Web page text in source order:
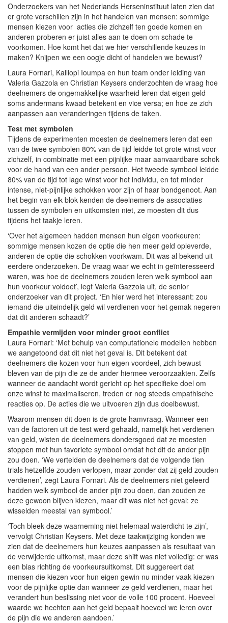
Onderzoekers van het Nederlands Herseninstituut laten zien dat
er grote verschillen zijn in het handelen van mensen: sommige
mensen kiezen voor acties die zichzelf ten goede komen en
anderen proberen er juist alles aan te doen om schade te
voorkomen. Hoe komt het dat we hier verschillende keuzes in
maken? Knijpen we een oogje dicht of handelen we bewust?
Laura Fornari, Kalliopi Ioumpa en hun team onder leiding van
Valeria Gazzola en Christian Keysers onderzochten de vraag hoe
deelnemers de ongemakkelijke waarheid leren dat eigen geld
soms andermans kwaad betekent en vice versa; en hoe ze zich
aanpassen aan veranderingen tijdens de taken.
Test met symbolen
Tijdens de experimenten moesten de deelnemers leren dat een
van de twee symbolen 80% van de tijd leidde tot grote winst voor
zichzelf, in combinatie met een pijnlijke maar aanvaardbare schok
voor de hand van een ander persoon. Het tweede symbool leidde
80% van de tijd tot lage winst voor het individu, en tot minder
intense, niet-pijnlijke schokken voor zijn of haar bondgenoot. Aan
het begin van elk blok kenden de deelnemers de associaties
tussen de symbolen en uitkomsten niet, ze moesten dit dus
tijdens het taakje leren.
‘Over het algemeen hadden mensen hun eigen voorkeuren:
sommige mensen kozen de optie die hen meer geld opleverde,
anderen de optie die schokken voorkwam. Dit was al bekend uit
eerdere onderzoeken. De vraag waar we echt in geïnteresseerd
waren, was hoe de deelnemers zouden leren welk symbool aan
hun voorkeur voldoet’, legt Valeria Gazzola uit, de senior
onderzoeker van dit project. ‘En hier werd het interessant: zou
iemand die uiteindelijk geld wil verdienen voor het gemak negeren
dat dit anderen schaadt?’
Empathie vermijden voor minder groot conflict
Laura Fornari: ‘Met behulp van computationele modellen hebben
we aangetoond dat dit niet het geval is. Dit betekent dat
deelnemers die kozen voor hun eigen voordeel, zich bewust
bleven van de pijn die ze de ander hiermee veroorzaakten. Zelfs
wanneer de aandacht wordt gericht op het specifieke doel om
onze winst te maximaliseren, treden er nog steeds empathische
reacties op. De acties die we uitvoeren zijn dus doelbewust.
Waarom mensen dit doen is de grote hamvraag. Wanneer een
van de factoren uit de test werd gehaald, namelijk het verdienen
van geld, wisten de deelnemers dondersgoed dat ze moesten
stoppen met hun favoriete symbool omdat het dit de ander pijn
zou doen. ‘We vertelden de deelnemers dat de volgende tien
trials hetzelfde zouden verlopen, maar zonder dat zij geld zouden
verdienen’, zegt Laura Fornari. Als de deelnemers niet geleerd
hadden welk symbool de ander pijn zou doen, dan zouden ze
deze gewoon blijven kiezen, maar dit was niet het geval: ze
wisselden meestal van symbool.’
‘Toch bleek deze waarneming niet helemaal waterdicht te zijn’,
vervolgt Christian Keysers. Met deze taakwijziging konden we
zien dat de deelnemers hun keuzes aanpassen als resultaat van
de verwijderde uitkomst, maar deze shift was niet volledig: er was
een bias richting de voorkeursuitkomst. Dit suggereert dat
mensen die kiezen voor hun eigen gewin nu minder vaak kiezen
voor de pijnlijke optie dan wanneer ze geld verdienen, maar het
verandert hun beslissing niet voor de volle 100 procent. Hoeveel
waarde we hechten aan het geld bepaalt hoeveel we leren over
de pijn die we anderen aandoen.’